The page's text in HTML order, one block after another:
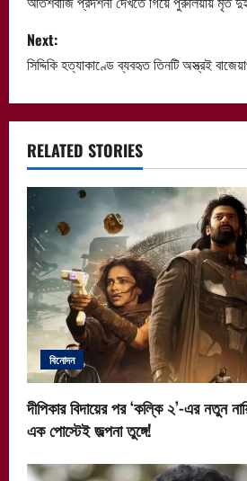
s
t
n
a
v
i
g
a
t
i
o
n
Next:
সিদ্দিকি হত্যাকাণ্ডে ব্যবহৃত তিনটি অস্ত্রই
RELATED STORIES
বিনোদন
দীপিকার বিদায়ের পর ‘কল্কি ২’-এর নতুন
এক পোস্টেই জল্পনা তুঙ্গে!